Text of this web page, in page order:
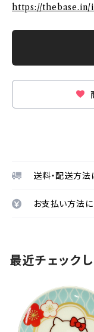
https://
送料・配送方法
お支払い方法に
最近チェック